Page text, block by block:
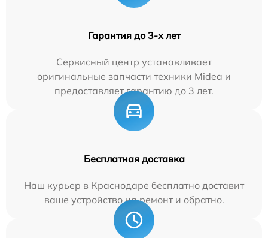
Гарантия до 3-х лет
Сервисный центр устанавливает
оригинальные запчасти техники Midea и
предоставляет гарантию до 3 лет.
Бесплатная доставка
Наш курьер в Краснодаре бесплатно доставит
ваше устройство на ремонт и обратно.